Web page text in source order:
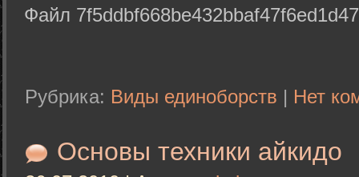
Файл
Рубрика: Виды единоборств | Нет
Основы техники айкидо